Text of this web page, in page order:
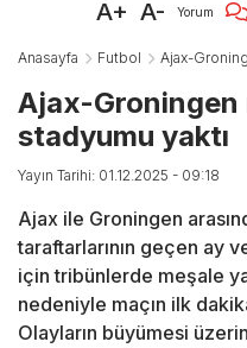
A+ A- Yorum
Anasayfa Futbol Ajax-
Ajax-Groningen
stadyumu yaktı
Yayın Tarihi: 01.12.2025 - 09:18
Ajax ile Groningen
taraftarlarının geçen ay
için tribünlerde meşale
nedeniyle maçın ilk
Olayların büyümesi